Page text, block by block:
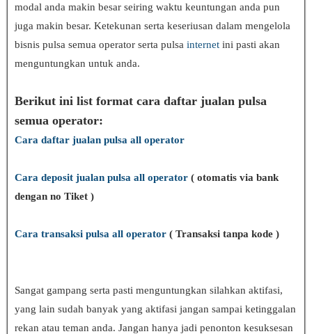
modal anda makin besar seiring waktu keuntungan anda pun
juga makin besar. Ketekunan serta keseriusan dalam mengelola
bisnis pulsa semua operator serta pulsa internet ini pasti akan
menguntungkan untuk anda.
Berikut ini list format cara daftar jualan pulsa
semua operator:
Cara daftar jualan pulsa all operator
Cara deposit jualan pulsa all operator ( otomatis via bank
dengan no Tiket )
Cara transaksi pulsa all operator ( Transaksi tanpa kode )
Sangat gampang serta pasti menguntungkan silahkan aktifasi,
yang lain sudah banyak yang aktifasi jangan sampai ketinggalan
rekan atau teman anda. Jangan hanya jadi penonton kesuksesan